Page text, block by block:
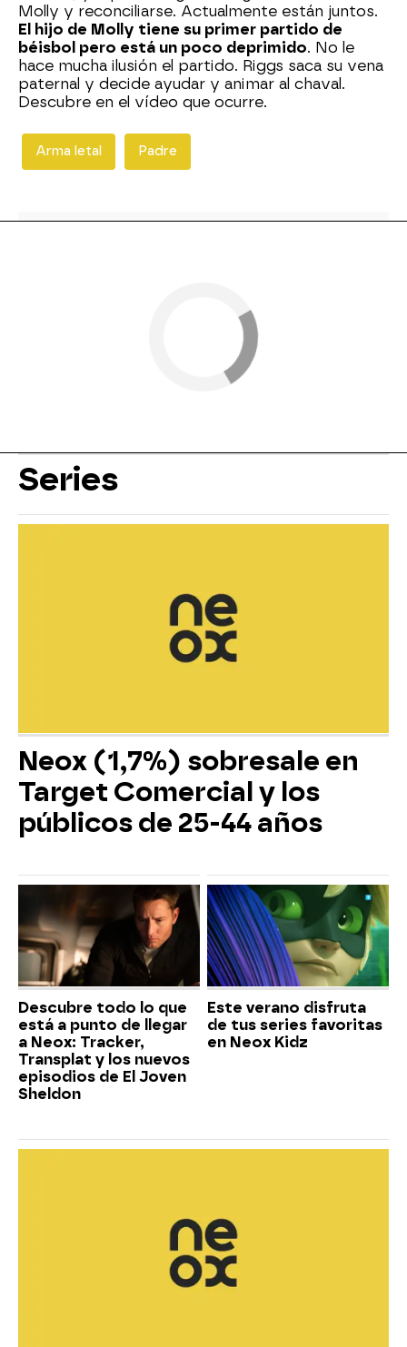
Molly y reconciliarse. Actualmente están juntos.
El hijo de Molly tiene su primer partido de
béisbol pero está un poco deprimido. No le
hace mucha ilusión el partido. Riggs saca su vena
paternal y decide ayudar y animar al chaval.
Descubre en el vídeo que ocurre.
Arma letal Padre
Series
Neox (1,7%) sobresale en
Target Comercial y los
públicos de 25-44 años
Descubre todo lo que
está a punto de llegar
a Neox: Tracker,
Transplat y los nuevos
episodios de El Joven
Sheldon
Este verano disfruta
de tus series favoritas
en Neox Kidz